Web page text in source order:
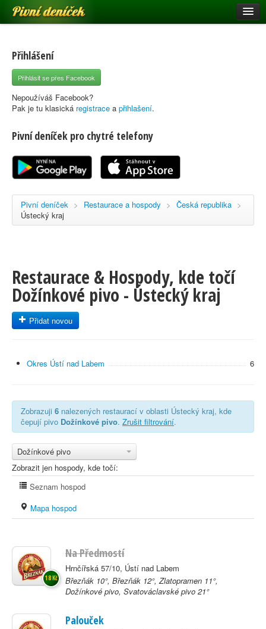
Pivní deníček
Pivní mapa
Pivní značky
Nápověda
Registrace
Přihlášení
Přihlásit se přes Facebook
Nepoužíváš Facebook?
Pak je tu klasická registrace a přihlašení.
Pivní deníček pro chytré telefony
Pivní deníček > Restaurace a hospody > Česká republika >
Ústecký kraj
Restaurace & Hospody, kde točí
Dožínkové pivo - Ústecký kraj
Přidat novou
Okres Ústí nad Labem 6
Zobrazuji 6 nalezených restaurací v oblasti Ústecký kraj, kde
čepují pivo Dožínkové pivo. Zrušit filtrování.
Dožínkové pivo
Zobrazit jen hospody, kde točí:
Seznam hospod
Mapa hospod
Na Předmostí
Hrnčířská 57/10, Ústí nad Labem
Březňák 10°, Březňák 12°, Zlatopramen 11°,
Dožínkové pivo, Svatováclavské pivo 21°
18 Kč
Palouček